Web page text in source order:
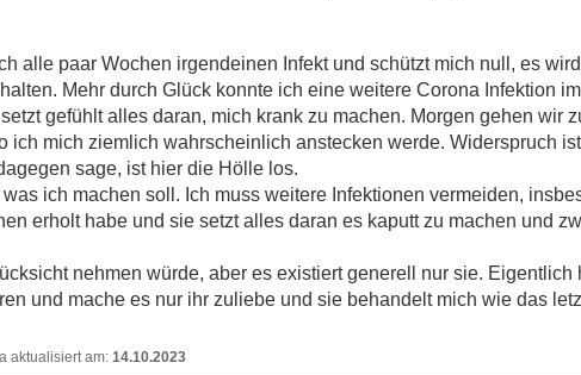
alle paar Wochen irgendeinen Infekt und schützt mich null, es
Mehr durch Glück konnte ich eine weitere Corona Infektion
gefühlt alles daran, mich krank zu machen. Morgen gehen wir
ich mich ziemlich wahrscheinlich anstecken werde. Widerspruch
sage, ist hier die Hölle los.
ich machen soll. Ich muss weitere Infektionen vermeiden,
erholt habe und sie setzt alles daran es kaputt zu machen und
nehmen würde, aber es existiert generell nur sie. Eigentlich
und mache es nur ihr zuliebe und sie behandelt mich wie das
14.10.2023